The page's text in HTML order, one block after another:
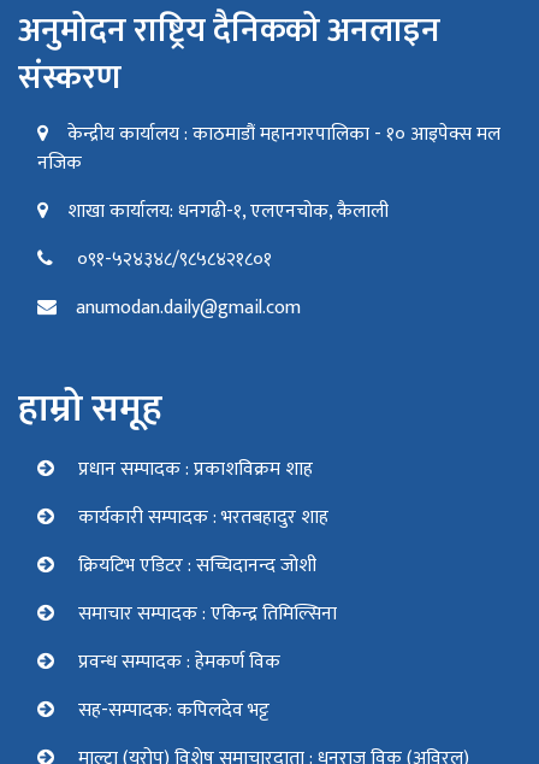
अनुमोदन राष्ट्रिय दैनिकको अनलाइन
संस्करण
केन्द्रीय कार्यालय : काठमाडौं महानगरपालिका - १० आइपेक्स मल
नजिक
शाखा कार्यालय: धनगढी-१, एलएनचोक, कैलाली
०९१-५२४३४८/९८५८४२१८०१
anumodan.daily@gmail.com
हाम्रो समूह
प्रधान सम्पादक : प्रकाशविक्रम शाह
कार्यकारी सम्पादक : भरतबहादुर शाह
क्रियटिभ एडिटर : सच्चिदानन्द जोशी
समाचार सम्पादक : एकिन्द्र तिमिल्सिना
प्रवन्ध सम्पादक : हेमकर्ण विक
सह-सम्पादक: कपिलदेव भट्ट